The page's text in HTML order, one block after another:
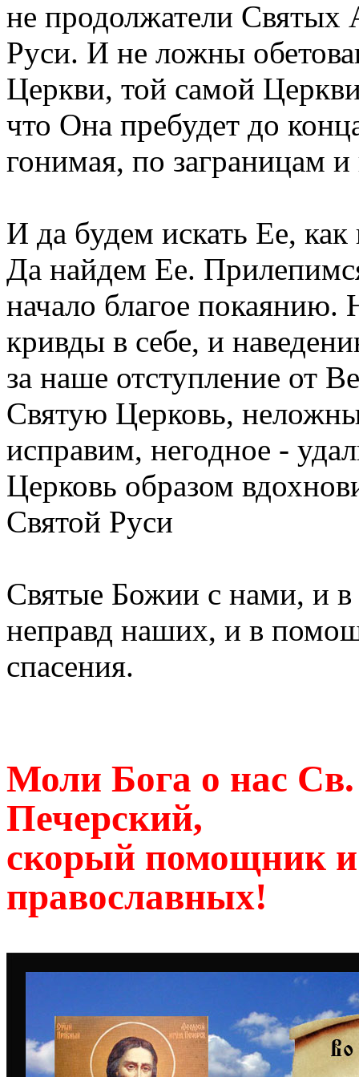
не продолжатели Святых
Руси. И не ложны
Церкви, той самой
что Она пребудет до
гонимая, по заграницам
И да будем искать Ее,
Да найдем Ее.
начало благое покаянию.
кривды в себе, и
за наше отступление от
Святую Церковь,
исправим, негодное -
Церковь образом
Святой Руси
Святые Божии с нами, и в
неправд наших, и в
спасения.
Моли Бога о нас
Печерский,
скорый помощник и
православных!